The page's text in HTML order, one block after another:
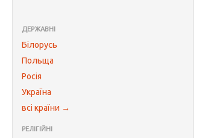
ДЕРЖАВНІ
Білорусь
Польща
Росія
Україна
всі країни →
РЕЛІГІЙНІ